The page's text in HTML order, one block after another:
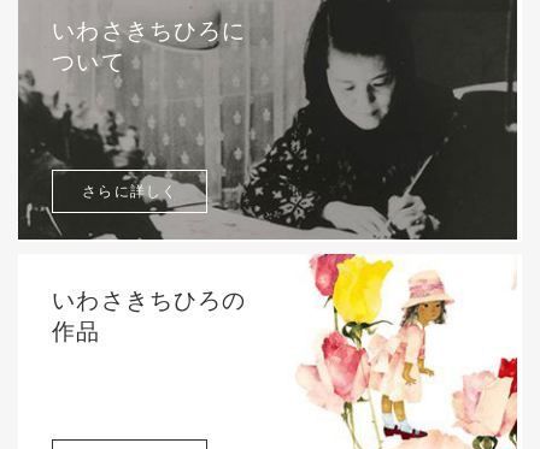
いわさきちひろに
ついて
さらに詳しく
いわさきちひろの
作品